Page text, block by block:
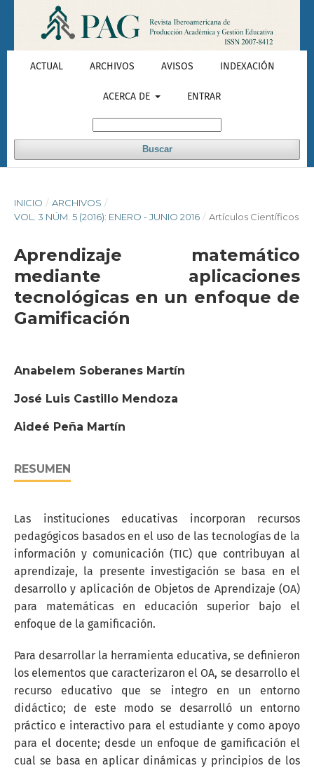
ACTUAL ARCHIVOS AVISOS INDEXACIÓN
ACERCA DE ENTRAR
Buscar
INICIO / ARCHIVOS /
VOL. 3 NÚM. 5 (2016): ENERO - JUNIO 2016 / Artículos Científicos
Aprendizaje matemático
mediante aplicaciones
tecnológicas en un enfoque de
Gamificación
Anabelem Soberanes Martín
José Luis Castillo Mendoza
Aideé Peña Martín
RESUMEN
Las instituciones educativas incorporan recursos
pedagógicos basados en el uso de las tecnologías de la
información y comunicación (TIC) que contribuyan al
aprendizaje, la presente investigación se basa en el
desarrollo y aplicación de Objetos de Aprendizaje (OA)
para matemáticas en educación superior bajo el
enfoque de la gamificación.
Para desarrollar la herramienta educativa, se definieron
los elementos que caracterizaron el OA, se desarrollo el
recurso educativo que se integro en un entorno
didáctico; de este modo se desarrolló un entorno
práctico e interactivo para el estudiante y como apoyo
para el docente; desde un enfoque de gamificación el
cual se basa en aplicar dinámicas y principios de los